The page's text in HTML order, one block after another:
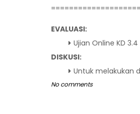
EVALUASI:
Ujian Online KD
DISKUSI:
Untuk melakukan
No comments